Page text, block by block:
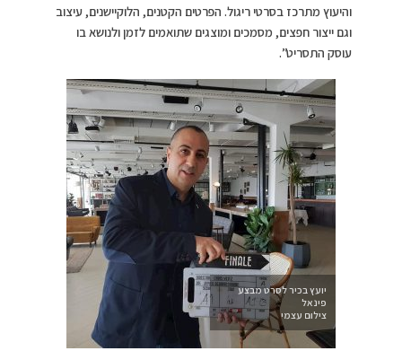
והיעוץ מתרכז בסרטי ריגול. הפרטים הקטנים, הלוקיישנים, עיצוב
וגם ייצור חפצים, מסמכים ומוצגים שתואמים לזמן ולנושא בו
עוסק התסריט”.
יועץ בכיר לסרט מבצע
פינאל
צילום עצמי